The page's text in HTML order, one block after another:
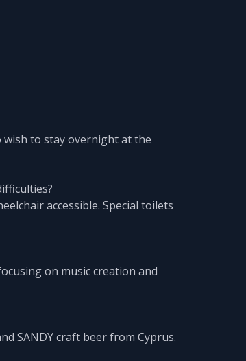
wish to stay overnight at the
accessible. Special toilets
on music creation and
SANDY craft beer from Cyprus.